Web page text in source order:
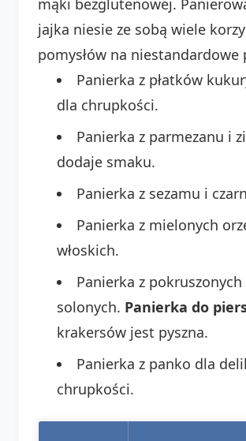
jajka niesie ze sobą wiele
pomysłów na niestandardowe
Panierka z płatków
dla chrupkości.
Panierka z parmezanu i
dodaje smaku.
Panierka z sezamu i
Panierka z mielonych
włoskich.
Panierka z
solonych. Panierka do
krakersów jest pyszna.
Panierka z panko dla
chrupkości.